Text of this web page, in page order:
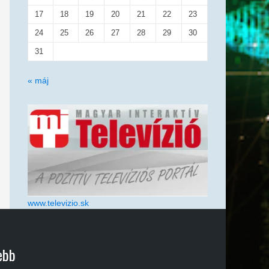
17 18 19 20 21 22 23
24 25 26 27 28 29 30
31
« máj
www.televizio.sk